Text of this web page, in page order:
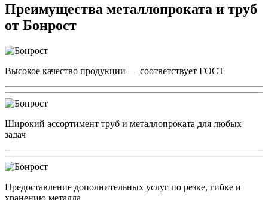
Преимущества металлопроката и труб
от Бонрост
Высокое качество продукции — соответствует ГОСТ
Широкий ассортимент труб и металлопроката для любых
задач
Предоставление дополнительных услуг по резке, гибке и
хранению металла